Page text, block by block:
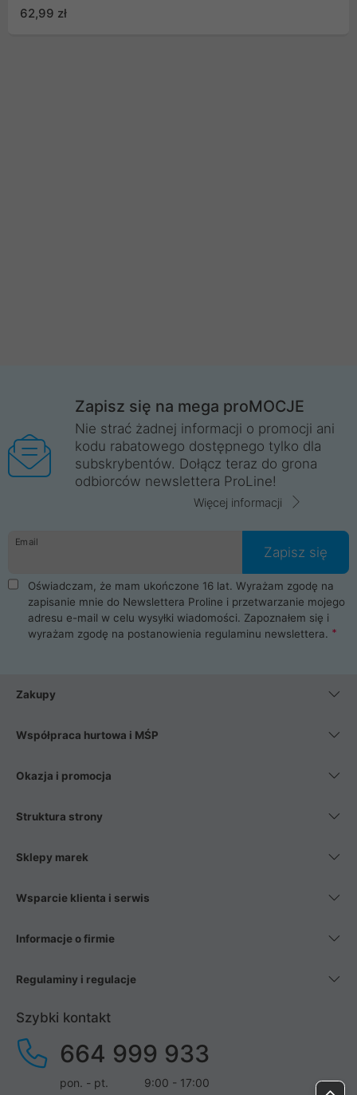
62,99 zł
Zapisz się na mega proMOCJE
Nie strać żadnej informacji o promocji ani
kodu rabatowego dostępnego tylko dla
subskrybentów. Dołącz teraz do grona
odbiorców newslettera ProLine!
Więcej informacji
Email
Zapisz się
Oświadczam, że mam ukończone 16 lat. Wyrażam zgodę na
zapisanie mnie do Newslettera Proline i przetwarzanie mojego
adresu e-mail w celu wysyłki wiadomości. Zapoznałem się i
wyrażam zgodę na postanowienia regulaminu newslettera.
Zakupy
Współpraca hurtowa i MŚP
Okazja i promocja
Struktura strony
Sklepy marek
Wsparcie klienta i serwis
Informacje o firmie
Regulaminy i regulacje
Szybki kontakt
664 999 933
pon. - pt.
9:00 - 17:00